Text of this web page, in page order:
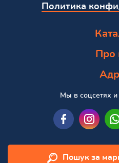
Политика
Про
Мы в соцсетях
Пошук за